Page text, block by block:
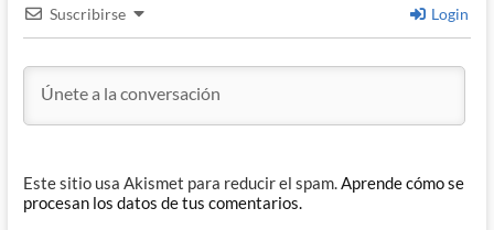
Suscribirse Login
Este sitio usa Akismet para reducir el spam.Aprende cómo se
procesan los datos de tus comentarios.